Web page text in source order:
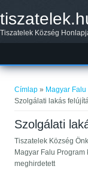
Tiszatelek Község
Címlap » Magyar
Szolgálati lakás
Szolgálati
Tiszatelek Község
Magyar Falu Program
meghirdetett